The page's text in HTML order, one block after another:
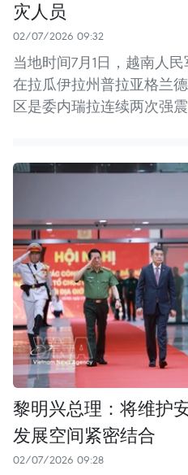
灾人员
02/07/2026 09:32
当地时间7月1日，越南人
在拉瓜伊拉州普拉亚格兰
区是委内瑞拉连续两次强
黎明兴总理：将维护
发展空间紧密结合
02/07/2026 09:28